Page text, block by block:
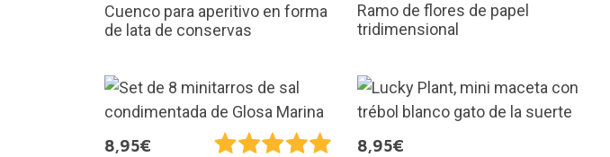
Cuenco para aperitivo en forma
de lata de conservas
Ramo de flores de papel
tridimensional
8,95€
8,95€